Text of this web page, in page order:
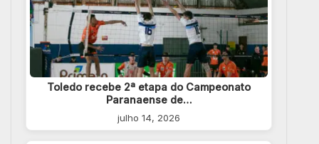
Toledo recebe 2ª etapa do Campeonato
Paranaense de…
julho 14, 2026